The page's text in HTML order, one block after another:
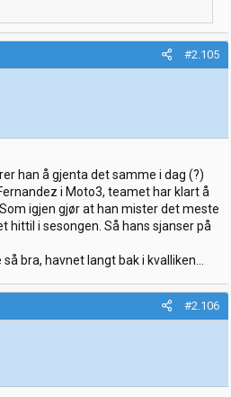
#2.105
han å gjenta det samme i dag (?)
i Moto3, teamet har klart å
igjen gjør at han mister det meste
hittil i sesongen. Så hans sjanser på
bra, havnet langt bak i kvalliken...
#2.106